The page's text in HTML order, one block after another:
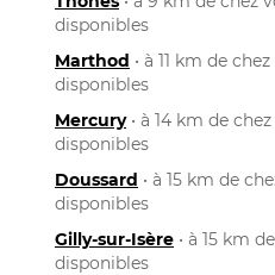
disponibles
Marthod • à 11 km de
disponibles
Mercury• à 14 km de
disponibles
Doussard • à 15 km de
disponibles
Gilly-sur-Isère • à 15 km
disponibles